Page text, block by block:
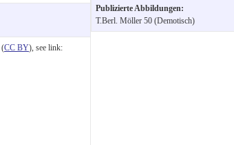
(CC BY), see link:
Publizierte Abbildungen:
T.Berl. Möller 50 (Demotisch)